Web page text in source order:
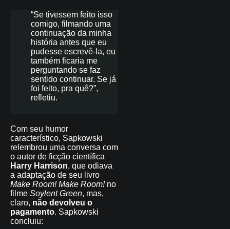
“Se tivessem feito isso
comigo, filmando uma
continuação da minha
história antes que eu
pudesse escrevê-la, eu
também ficaria me
perguntando se faz
sentido continuar. Se já
foi feito, pra quê?”,
refletiu.
Com seu humor
característico, Sapkowski
relembrou uma conversa com
o autor de ficção científica
Harry Harrison, que odiava
a adaptação de seu livro
Make Room! Make Room!no
filme Soylent Green, mas,
claro, não devolveu o
pagamento. Sapkowski
concluiu: